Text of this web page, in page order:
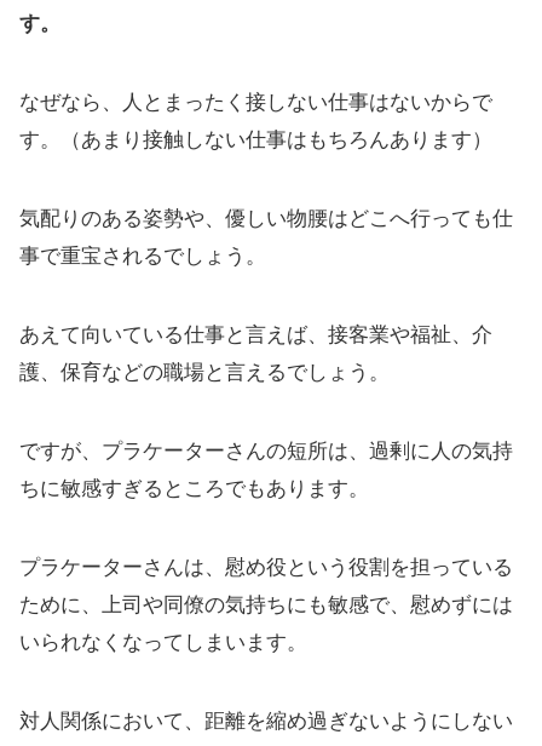
す。
なぜなら、人とまったく接しない仕事はないからで
す。（あまり接触しない仕事はもちろんあります）
気配りのある姿勢や、優しい物腰はどこへ行っても仕
事で重宝されるでしょう。
あえて向いている仕事と言えば、接客業や福祉、介
護、保育などの職場と言えるでしょう。
ですが、プラケーターさんの短所は、過剰に人の気持
ちに敏感すぎるところでもあります。
プラケーターさんは、慰め役という役割を担っている
ために、上司や同僚の気持ちにも敏感で、慰めずには
いられなくなってしまいます。
対人関係において、距離を縮め過ぎないようにしない